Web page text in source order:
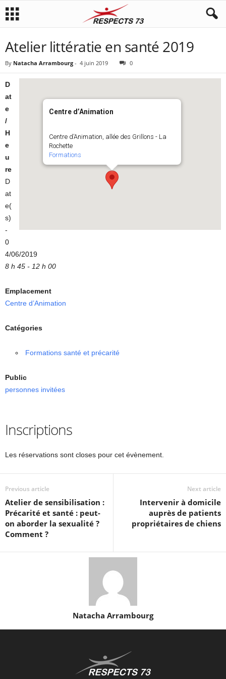
Atelier littératie en santé 2019
By Natacha Arrambourg - 4 juin 2019 0
Centre d’Animation
Centre d’Animation, allée des Grillons - La
Rochette
Formations
D
at
e
/
H
e
u
re
D
at
e(
s)
-
0
4/06/2019
8 h 45 - 12 h 00
Emplacement
Centre d’Animation
Catégories
Formations santé et précarité
Public
personnes invitées
Inscriptions
Les réservations sont closes pour cet évènement.
Previous article
Atelier de sensibilisation :
Précarité et santé : peut-
on aborder la sexualité ?
Comment ?
Next article
Intervenir à domicile
auprès de patients
propriétaires de chiens
Natacha Arrambourg